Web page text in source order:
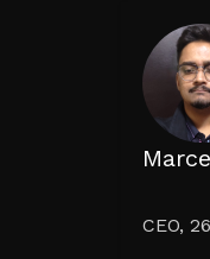
CEO,